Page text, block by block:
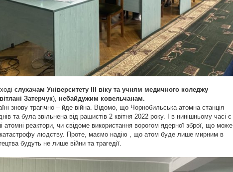
слухачам Університету III віку та учням медичного коледжу
Затерчук), небайдужим ковельчанам.
знову трагічно – йде війна. Відомо, що Чорнобильська атомна станція
та була звільнена від рашистів 2 квітня 2022 року. І в нинішньому часі є
атомні реактори, чи свідоме використання ворогом ядерної зброї, що може
катастрофу людству. Проте, маємо надію , що атом буде лише мирним в
будуть не лише війни та трагедії.